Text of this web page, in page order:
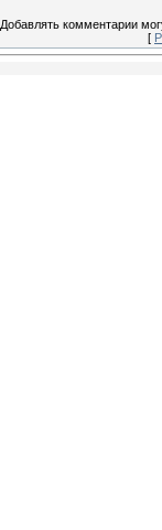
Добавлять комментарии
[